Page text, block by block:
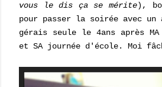
vous le dis ça se mérite),
pour passer la soirée avec un
gérais seule le 4ans après
et SA journée d'école. Moi